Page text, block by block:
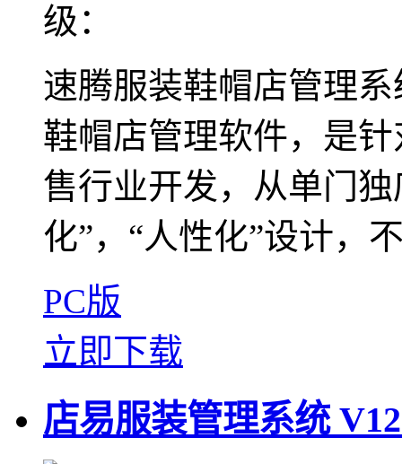
级：
速腾服装鞋帽店管理
鞋帽店管理软件，是
售行业开发，从单门
化”，“人性化”设计，
PC版
立即下载
店易服装管理系统